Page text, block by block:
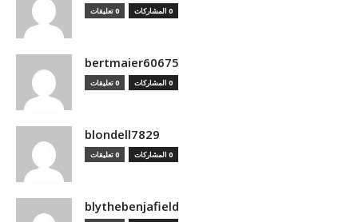
0 المشاركات 0 تعليقات
bertmaier60675
0 المشاركات 0 تعليقات
blondell7829
0 المشاركات 0 تعليقات
blythebenjafield